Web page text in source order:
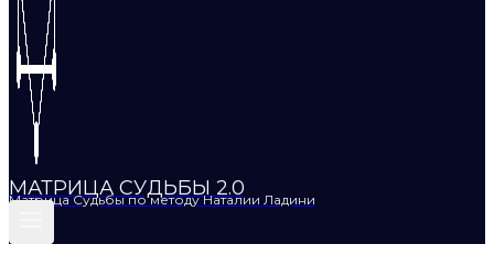
МАТРИЦА СУДЬБЫ 2.0
Матрица Судьбы по методу Наталии Ладини